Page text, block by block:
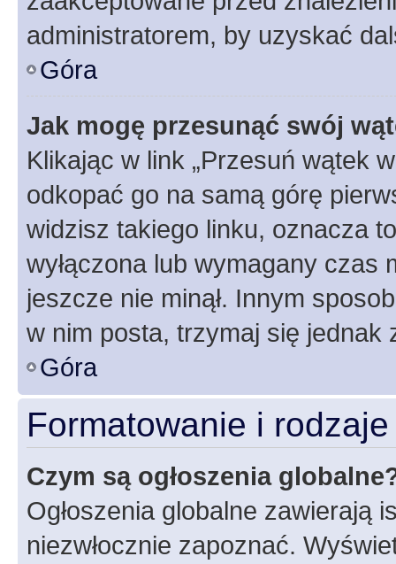
administratorem, by uzyskać
Góra
Jak mogę przesunąć swój
Klikając w link „Przesuń wątek
odkopać go na samą górę
widzisz takiego linku, oznacza
wyłączona lub wymagany czas
jeszcze nie minął. Innym
w nim posta, trzymaj się jednak
Góra
Formatowanie i
Czym są ogłoszenia
Ogłoszenia globalne zawierają
niezwłocznie zapoznać.